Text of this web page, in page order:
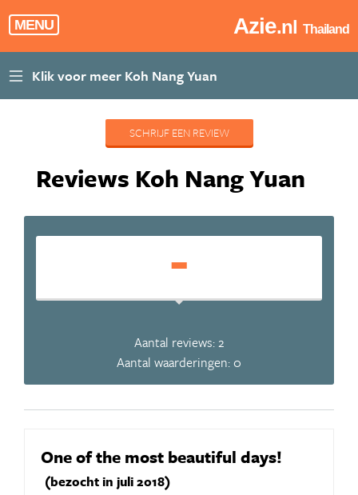
MENU Azie.nl Thailand
SCHRIJF EEN REVIEW
Reviews Koh Nang Yuan
-
Aantal reviews: 2
Aantal waarderingen: 0
One of the most beautiful days!
(bezocht in juli 2018)